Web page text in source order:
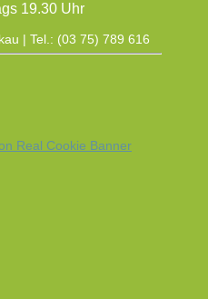
19.30 Uhr
| Tel.: (03 75) 789 616
Real Cookie Banner